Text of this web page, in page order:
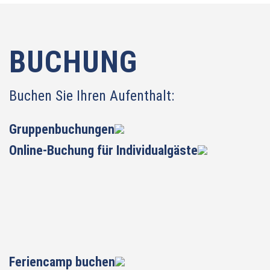
BUCHUNG
Buchen Sie Ihren Aufenthalt:
Gruppenbuchungen
Online-Buchung für Individualgäste
Feriencamp buchen